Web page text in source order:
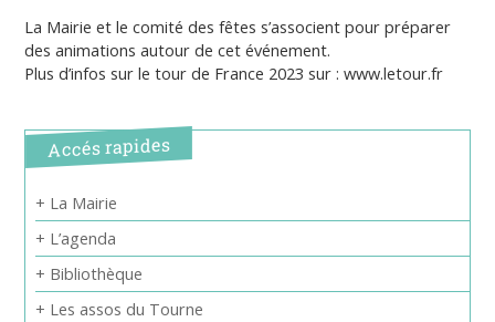
La Mairie et le comité des fêtes s’associent pour préparer
des animations autour de cet événement.
Plus d’infos sur le tour de France 2023 sur : www.letour.fr
Accés rapides
+ La Mairie
+ L’agenda
+ Bibliothèque
+ Les assos du Tourne